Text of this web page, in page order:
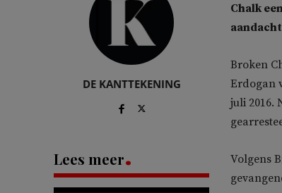
DE KANTTEKENING
Lees meer
Chalk
Broken
Erdogan
juli 2016.
Volgens